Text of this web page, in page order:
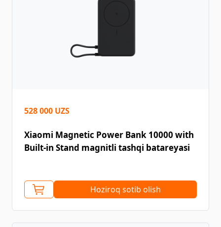
528 000 UZS
Xiaomi Magnetic Power Bank 10000 with
Built-in Stand magnitli tashqi batareyasi
Hoziroq sotib olish